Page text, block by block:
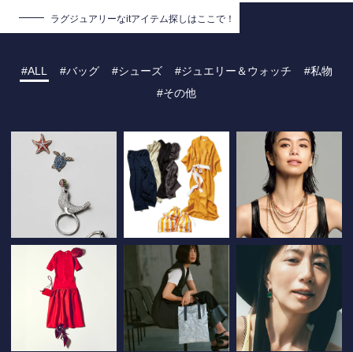
ラグジュアリーなitアイテム探しはここで！
ALL バッグ シューズ ジュエリー＆ウォッチ
私物
その他